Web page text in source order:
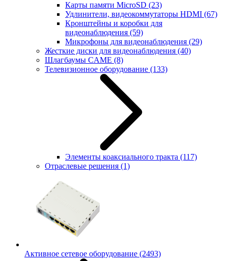
Карты памяти MicroSD (23)
Удлинители, видеокоммутаторы HDMI (67)
Кронштейны и коробки для
видеонаблюдения (59)
Микрофоны для видеонаблюдения (29)
Жесткие диски для видеонаблюдения (40)
Шлагбаумы CAME (8)
Телевизионное оборудование (133)
Элементы коаксиального тракта (117)
Отраслевые решения (1)
Активное сетевое оборудование (2493)